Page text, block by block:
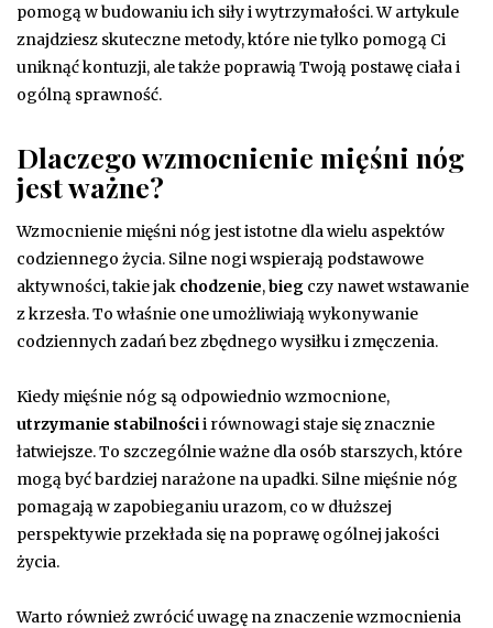
pomogą w budowaniu ich siły i wytrzymałości. W artykule
znajdziesz skuteczne metody, które nie tylko pomogą Ci
uniknąć kontuzji, ale także poprawią Twoją postawę ciała i
ogólną sprawność.
Dlaczego wzmocnienie mięśni nóg
jest ważne?
Wzmocnienie mięśni nóg jest istotne dla wielu aspektów
codziennego życia. Silne nogi wspierają podstawowe
aktywności, takie jak chodzenie,bieg czy nawet wstawanie
z krzesła. To właśnie one umożliwiają wykonywanie
codziennych zadań bez zbędnego wysiłku i zmęczenia.
Kiedy mięśnie nóg są odpowiednio wzmocnione,
utrzymanie stabilnościi równowagi staje się znacznie
łatwiejsze. To szczególnie ważne dla osób starszych, które
mogą być bardziej narażone na upadki. Silne mięśnie nóg
pomagają w zapobieganiu urazom, co w dłuższej
perspektywie przekłada się na poprawę ogólnej jakości
życia.
Warto również zwrócić uwagę na znaczenie wzmocnienia